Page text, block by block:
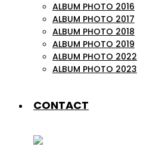
ALBUM PHOTO 2016
ALBUM PHOTO 2017
ALBUM PHOTO 2018
ALBUM PHOTO 2019
ALBUM PHOTO 2022
ALBUM PHOTO 2023
CONTACT